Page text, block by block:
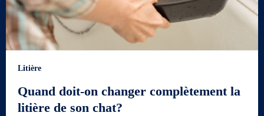
Litière
Quand doit-on changer complètement la
litière de son chat?